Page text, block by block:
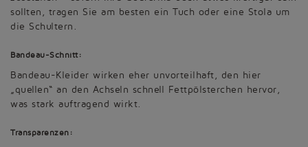
sollten, tragen Sie am besten ein Tuch oder eine Stola um
die Schultern.
Bandeau-Schnitt:
Bandeau-Kleider wirken eher unvorteilhaft, den hier
„quellen“ an den Achseln schnell Fettpölsterchen hervor,
was stark auftragend wirkt.
Transparenzen: